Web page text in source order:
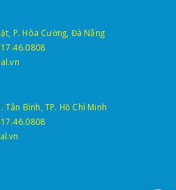
P. Hòa Cường, Đà Nẵng
Tân Bình, TP. Hồ Chí Minh